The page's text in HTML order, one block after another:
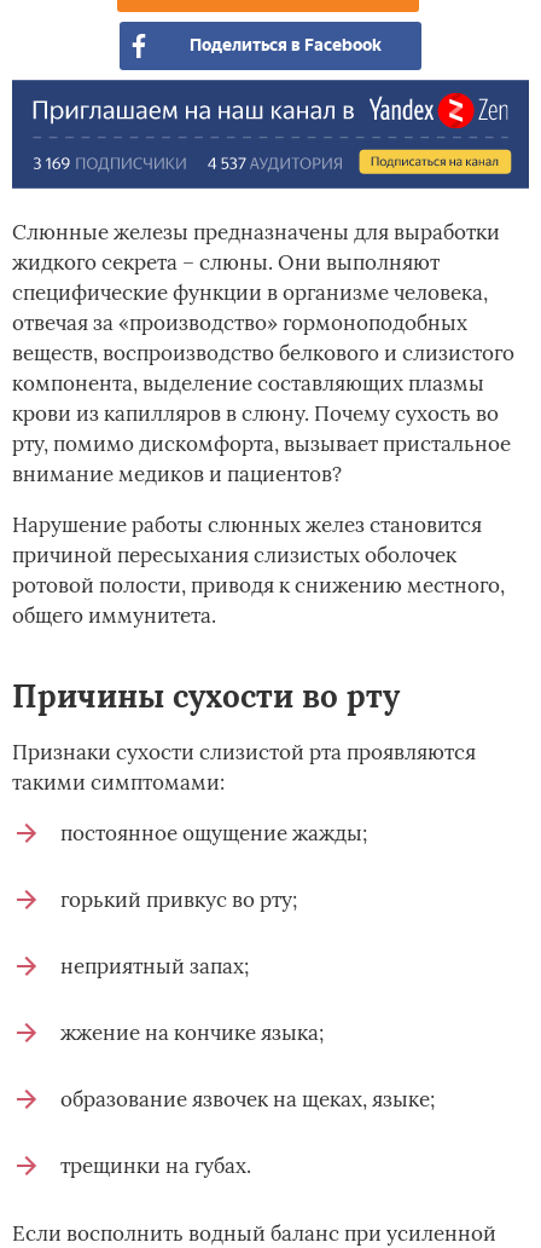
Поделиться в Facebook
Слюнные железы предназначены для выработки
жидкого секрета – слюны. Они выполняют
специфические функции в организме человека,
отвечая за «производство» гормоноподобных
веществ, воспроизводство белкового и слизистого
компонента, выделение составляющих плазмы
крови из капилляров в слюну. Почему сухость во
рту, помимо дискомфорта, вызывает пристальное
внимание медиков и пациентов?
Нарушение работы слюнных желез становится
причиной пересыхания слизистых оболочек
ротовой полости, приводя к снижению местного,
общего иммунитета.
Причины сухости во рту
Признаки сухости слизистой рта проявляются
такими симптомами:
постоянное ощущение жажды;
горький привкус во рту;
неприятный запах;
жжение на кончике языка;
образование язвочек на щеках, языке;
трещинки на губах.
Если восполнить водный баланс при усиленной